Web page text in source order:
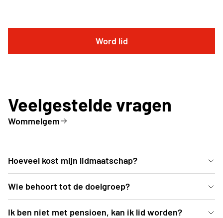
Word lid
Veelgestelde vragen
Wommelgem
Hoeveel kost mijn lidmaatschap?
Lidgeld 2025 bedraagt €36
Wie behoort tot de doelgroep?
Wil je je tijd dynamisch en zinvol doorbrengen
Ik ben niet met pensioen, kan ik lid worden?